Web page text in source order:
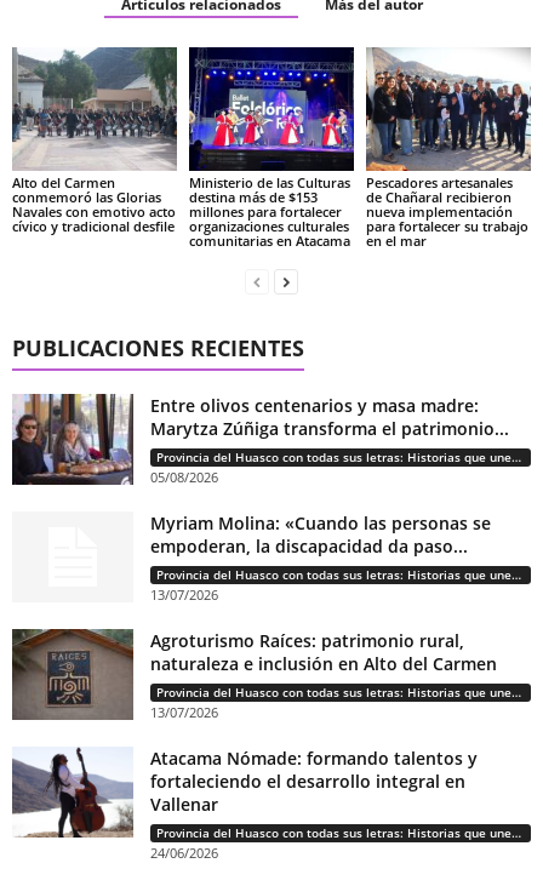
Artículos relacionados Más del autor
Alto del Carmen
conmemoró las Glorias
Navales con emotivo acto
cívico y tradicional desfile
Ministerio de las Culturas
destina más de $153
millones para fortalecer
organizaciones culturales
comunitarias en Atacama
Pescadores artesanales
de Chañaral recibieron
nueva implementación
para fortalecer su trabajo
en el mar
PUBLICACIONES RECIENTES
Entre olivos centenarios y masa madre:
Marytza Zúñiga transforma el patrimonio...
Provincia del Huasco con todas sus letras: Historias que unen cultura, diversidad e identidad
05/08/2026
Myriam Molina: «Cuando las personas se
empoderan, la discapacidad da paso...
Provincia del Huasco con todas sus letras: Historias que unen cultura, diversidad e identidad
13/07/2026
Agroturismo Raíces: patrimonio rural,
naturaleza e inclusión en Alto del Carmen
Provincia del Huasco con todas sus letras: Historias que unen cultura, diversidad e identidad
13/07/2026
Atacama Nómade: formando talentos y
fortaleciendo el desarrollo integral en
Vallenar
Provincia del Huasco con todas sus letras: Historias que unen cultura, diversidad e identidad
24/06/2026